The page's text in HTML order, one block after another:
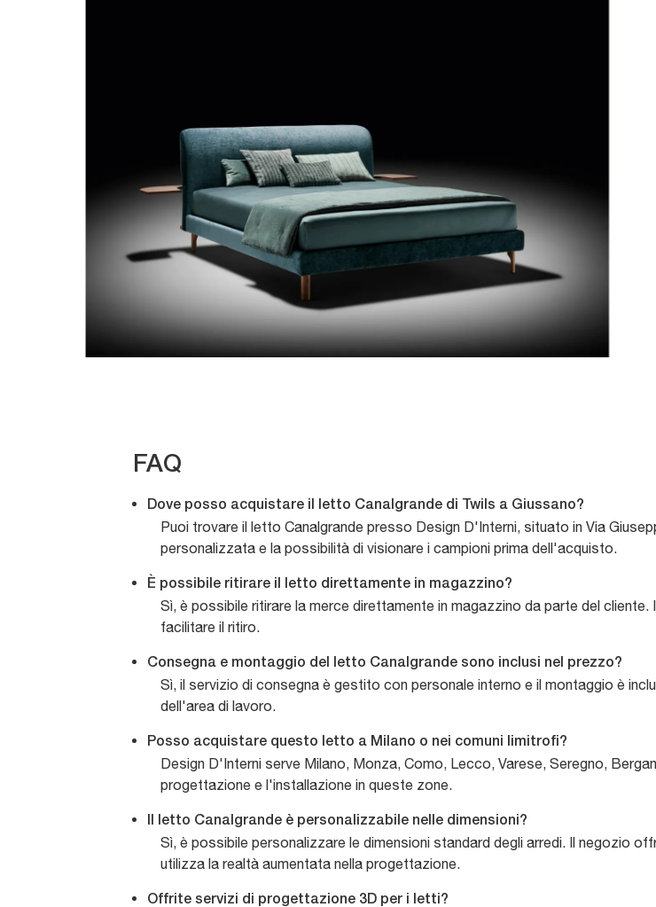
FAQ
Dove posso acquistare il letto Canalgrande di Twils a Giussano?
Puoi trovare il letto Canalgrande presso Design D'Interni, situato in Via
personalizzata e la possibilità di visionare i campioni prima dell'acquisto.
È possibile ritirare il letto direttamente in magazzino?
Sì, è possibile ritirare la merce direttamente in magazzino da parte del
facilitare il ritiro.
Consegna e montaggio del letto Canalgrande sono inclusi nel prezzo?
Sì, il servizio di consegna è gestito con personale interno e il montaggio è
dell'area di lavoro.
Posso acquistare questo letto a Milano o nei comuni limitrofi?
Design D'Interni serve Milano, Monza, Como, Lecco, Varese, Seregno,
progettazione e l'installazione in queste zone.
Il letto Canalgrande è personalizzabile nelle dimensioni?
Sì, è possibile personalizzare le dimensioni standard degli arredi. Il negozio
utilizza la realtà aumentata nella progettazione.
Offrite servizi di progettazione 3D per i letti?